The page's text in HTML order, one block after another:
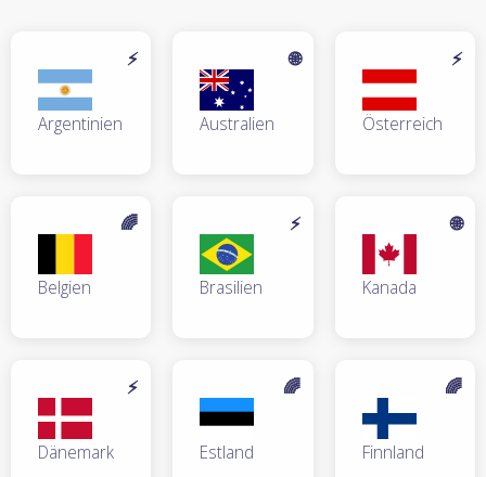
Argentinien
⚡
Australien
🌐
Österreich
⚡
Belgien
🌈
Brasilien
⚡
Kanada
🌐
Dänemark
⚡
Estland
🌈
Finnland
🌈